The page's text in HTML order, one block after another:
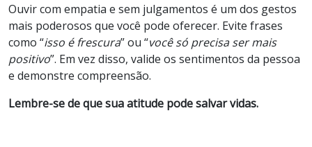
Ouvir com empatia e sem julgamentos é um dos gestos
mais poderosos que você pode oferecer. Evite frases
como “isso é frescura” ou “você só precisa ser mais
positivo”. Em vez disso, valide os sentimentos da pessoa
e demonstre compreensão.
Lembre-se de que sua atitude pode salvar vidas.